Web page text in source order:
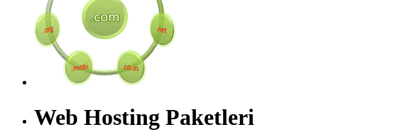
Web Hosting Paketleri